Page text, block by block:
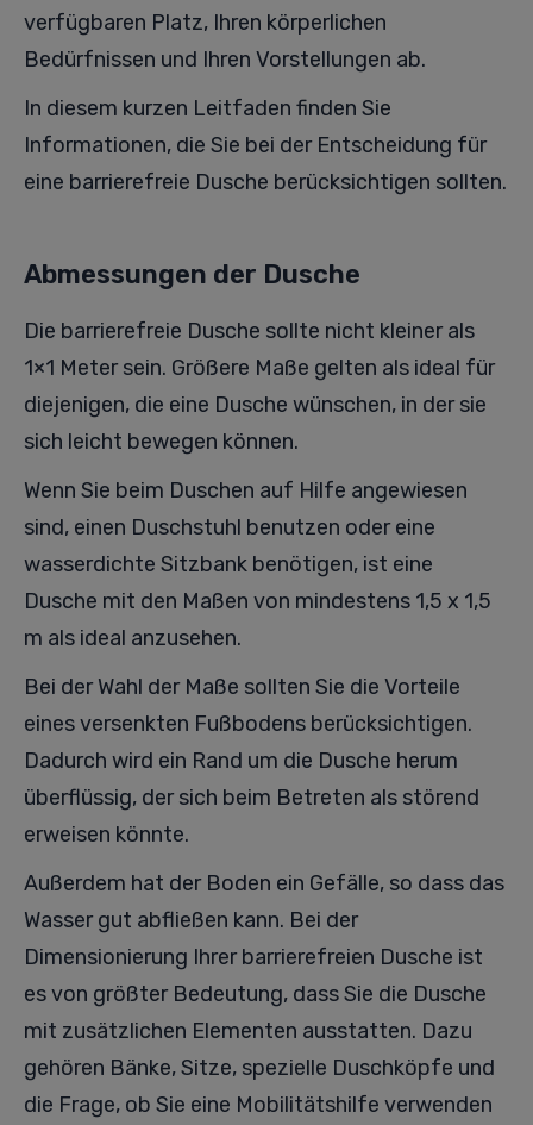
verfügbaren Platz, Ihren körperlichen
Bedürfnissen und Ihren Vorstellungen ab.
In diesem kurzen Leitfaden finden Sie
Informationen, die Sie bei der Entscheidung für
eine barrierefreie Dusche berücksichtigen sollten.
Abmessungen der Dusche
Die barrierefreie Dusche sollte nicht kleiner als
1×1 Meter sein. Größere Maße gelten als ideal für
diejenigen, die eine Dusche wünschen, in der sie
sich leicht bewegen können.
Wenn Sie beim Duschen auf Hilfe angewiesen
sind, einen Duschstuhl benutzen oder eine
wasserdichte Sitzbank benötigen, ist eine
Dusche mit den Maßen von mindestens 1,5 x 1,5
m als ideal anzusehen.
Bei der Wahl der Maße sollten Sie die Vorteile
eines versenkten Fußbodens berücksichtigen.
Dadurch wird ein Rand um die Dusche herum
überflüssig, der sich beim Betreten als störend
erweisen könnte.
Außerdem hat der Boden ein Gefälle, so dass das
Wasser gut abfließen kann. Bei der
Dimensionierung Ihrer barrierefreien Dusche ist
es von größter Bedeutung, dass Sie die Dusche
mit zusätzlichen Elementen ausstatten. Dazu
gehören Bänke, Sitze, spezielle Duschköpfe und
die Frage, ob Sie eine Mobilitätshilfe verwenden